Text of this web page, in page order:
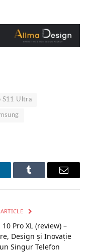
S11 Ultra
Tumblr Email
10 Pro XL (review) –
Design și Inovație
Singur Telefon